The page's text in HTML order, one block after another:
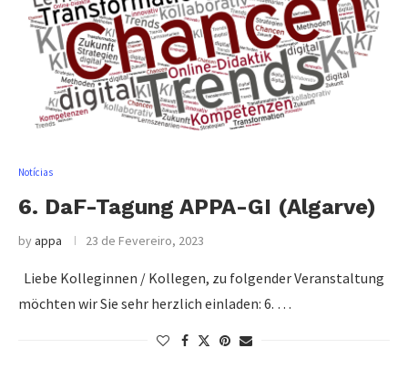
Notícias
6. DaF-Tagung APPA-GI (Algarve)
byappa 23 de Fevereiro, 2023
Liebe Kolleginnen / Kollegen, zu folgender Veranstaltung
möchten wir Sie sehr herzlich einladen: 6. …